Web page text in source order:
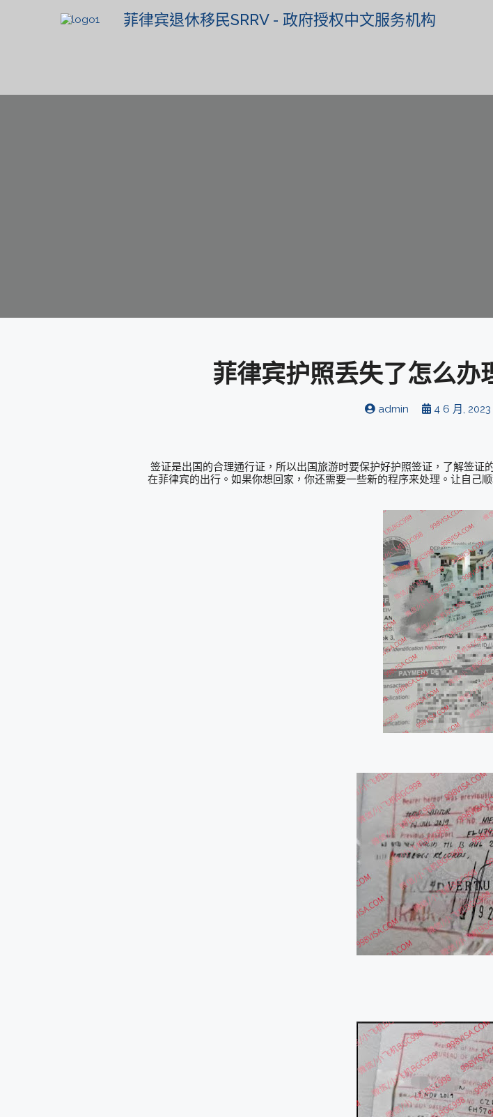
菲律宾退休移民SRRV - 政府授权中文服务机构
菲律宾护照丢失了怎么办
admin 4 6 月, 2023
签证是出国的合理通行证，所以出国旅游时要保护好护照签证，了解签
在菲律宾的出行。如果你想回家，你还需要一些新的程序来处理。让自己